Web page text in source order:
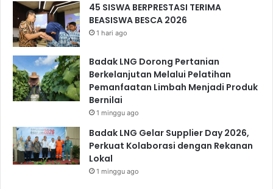
45 SISWA BERPRESTASI TERIMA
BEASISWA BESCA 2026
1 hari ago
Badak LNG Dorong Pertanian
Berkelanjutan Melalui Pelatihan
Pemanfaatan Limbah Menjadi Produk
Bernilai
1 minggu ago
Badak LNG Gelar Supplier Day 2026,
Perkuat Kolaborasi dengan Rekanan
Lokal
1 minggu ago